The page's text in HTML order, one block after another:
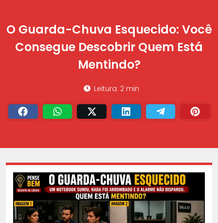
O Guarda-Chuva Esquecido: Você
Consegue Descobrir Quem Está
Mentindo?
Leitura: 2 min